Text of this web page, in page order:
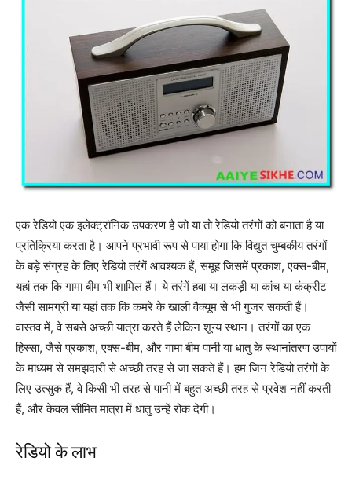
एक रेडियो एक इलेक्ट्रॉनिक उपकरण है जो या तो रेडियो तरंगों को बनाता है या
प्रतिक्रिया करता है। आपने प्रभावी रूप से पाया होगा कि विद्युत चुम्बकीय तरंगों
के बड़े संग्रह के लिए रेडियो तरंगें आवश्यक हैं, समूह जिसमें प्रकाश, एक्स-बीम,
यहां तक ​​​​कि गामा बीम भी शामिल हैं। ये तरंगें हवा या लकड़ी या कांच या कंक्रीट
जैसी सामग्री या यहां तक ​​कि कमरे के खाली वैक्यूम से भी गुजर सकती हैं।
वास्तव में, वे सबसे अच्छी यात्रा करते हैं लेकिन शून्य स्थान। तरंगों का एक
हिस्सा, जैसे प्रकाश, एक्स-बीम, और गामा बीम पानी या धातु के स्थानांतरण उपायों
के माध्यम से समझदारी से अच्छी तरह से जा सकते हैं। हम जिन रेडियो तरंगों के
लिए उत्सुक हैं, वे किसी भी तरह से पानी में बहुत अच्छी तरह से प्रवेश नहीं करती
हैं, और केवल सीमित मात्रा में धातु उन्हें रोक देगी।
रेडियो के लाभ